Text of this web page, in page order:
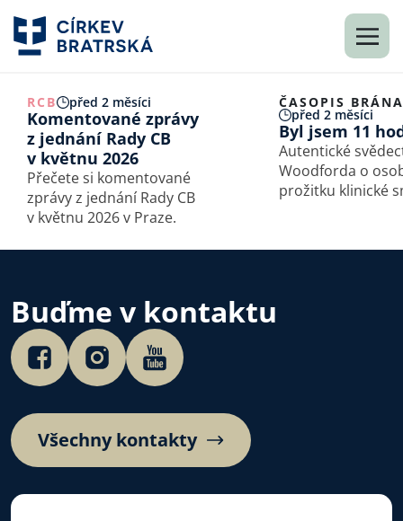
RCB před 2 měsíci
Komentované zprávy
z jednání Rady CB
v květnu 2026
Přečete si komentované
zprávy z jednání Rady CB
v květnu 2026 v Praze.
ČASOPIS BRÁNA
před 2 měsíci
Byl jsem 11
Autentické
Woodforda o
prožitku klinické
Woodfordem.
Buďme v kontaktu
Všechny kontakty